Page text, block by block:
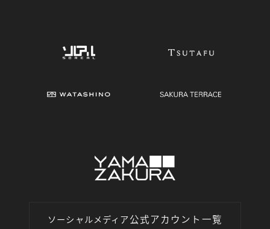
ソーシャルメディア 公式アカウント一覧